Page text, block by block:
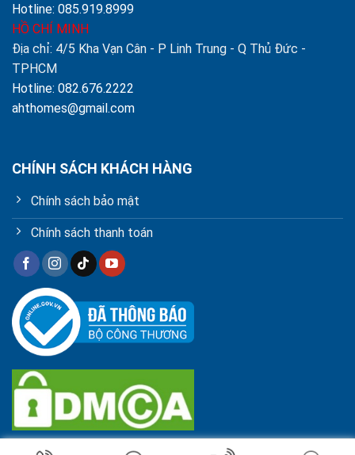
Hotline: 085.919.8999
HỒ CHÍ MINH
Địa chỉ: 4/5 Kha Vạn Cân - P Linh Trung - Q Thủ Đức -
TPHCM
Hotline: 082.676.2222
ahthomes@gmail.com
CHÍNH SÁCH KHÁCH HÀNG
Chính sách bảo mật
Chính sách thanh toán